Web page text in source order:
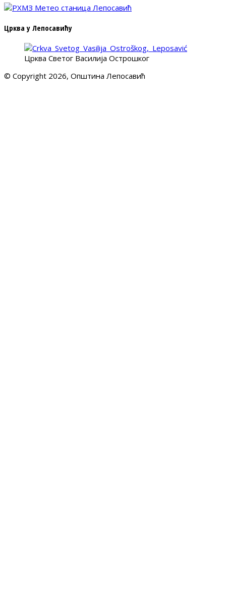
Црква у Лепосавићу
Црква Светог Василија Острошког
© Copyright 2026, Општина Лепосавић